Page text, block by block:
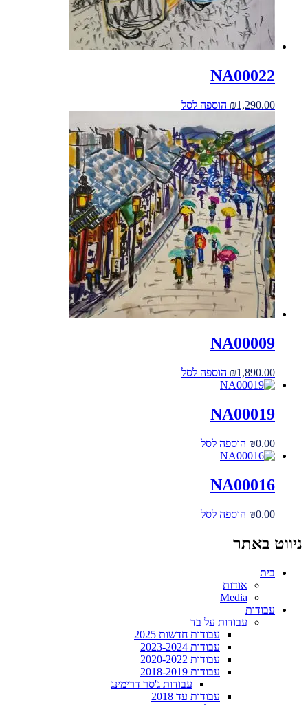
NA00022
₪1,290.00 הוספה לסל
NA00009
₪1,890.00 הוספה לסל
NA00019
₪0.00 הוספה לסל
NA00016
₪0.00 הוספה לסל
ניווט באתר
בית
אודות
Media
עבודות
עבודות על בד
עבודות חדשות 2025
עבודות 2023-2024
עבודות 2020-2022
עבודות 2018-2019
עבודות ג'סר דרימינג
עבודות עד 2018